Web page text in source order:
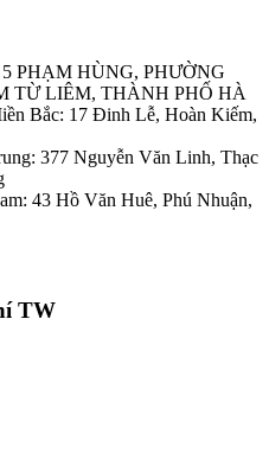
PHẠM HÙNG, PHƯỜNG
TỪ LIÊM, THÀNH PHỐ HÀ
Bắc: 17 Đinh Lễ, Hoàn Kiếm,
377 Nguyễn Văn Linh, Thạc
43 Hồ Văn Huê, Phú Nhuận,
TW